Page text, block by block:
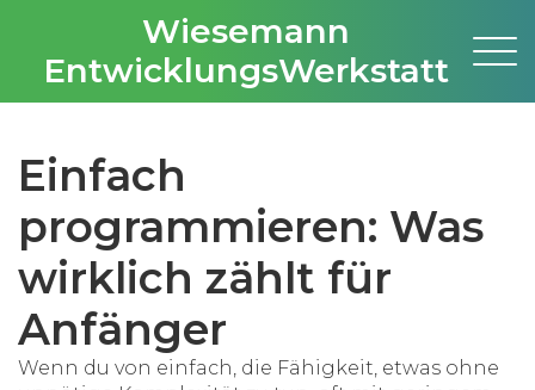
Wiesemann
EntwicklungsWerkstatt
Einfach
programmieren: Was
wirklich zählt für
Anfänger
Wenn du von einfach, die Fähigkeit, etwas ohne